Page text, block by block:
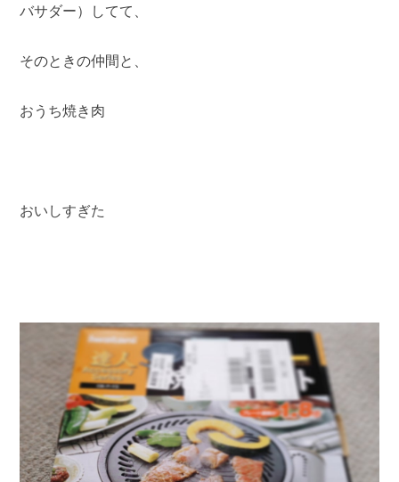
バサダー）してて、
そのときの仲間と、
おうち焼き肉
おいしすぎた